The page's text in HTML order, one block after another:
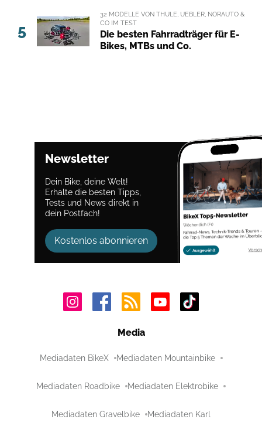
5
32 MODELLE VON THULE, UEBLER, NORAUTO &
CO IM TEST
Die besten Fahrradträger für E-
Bikes, MTBs und Co.
Newsletter
Dein Bike, deine Welt!
Erhalte die besten Tipps,
Tests und News direkt in
dein Postfach!
Kostenlos abonnieren
Media
Mediadaten BikeX Mediadaten Mountainbike
Mediadaten Roadbike Mediadaten Elektrobike
Mediadaten Gravelbike Mediadaten Karl